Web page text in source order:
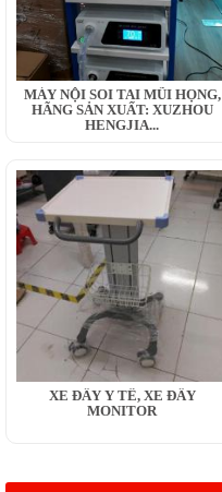
MÁY NỘI SOI TAI MŨI HỌNG,
HÃNG SẢN XUẤT: XUZHOU
HENGJIA...
XE ĐẨY Y TẾ, XE ĐẨY
MONITOR